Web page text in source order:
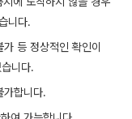
니다.
등 정상적인 확인이
니다.
가합니다.